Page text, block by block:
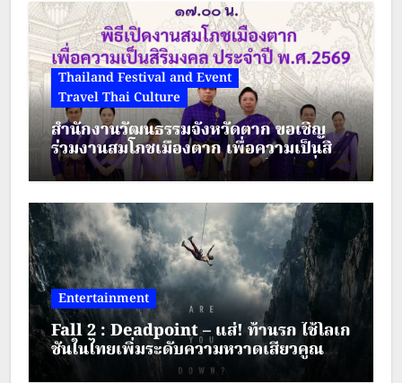
Thailand Festival and Event
Travel Thai Culture
สำนักงานวัฒนธรรมจังหวัดตาก ขอเชิญ
ร่วมงานสมโภชเมืองตาก เพื่อความเป็นสิริ
มงคล ประจำปี พ.ศ.2569 ระหว่างวันที่ 28
– 30 สิงหาคม 2569
Entertainment
Fall 2 : Deadpoint – แส่! ท้านรก ใช้โลเก
ชันในไทยเพิ่มระดับความหวาดเสียวคูณ
สอง